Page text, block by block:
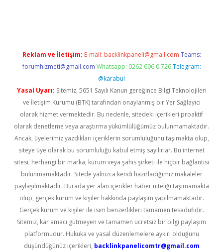
Reklam ve İletişim: E-mail: backlinkpaneli@gmail.com Teams:
forumhizmeti@gmail.com Whatsapp: 0262 606 0 726 Telegram:
@karabul
Yasal Uyarı: Sitemiz, 5651 Sayılı Kanun gereğince Bilgi Teknolojileri
ve İletişim Kurumu (BTK) tarafından onaylanmış bir Yer Sağlayıcı
olarak hizmet vermektedir. Bu nedenle, sitedeki içerikleri proaktif
olarak denetleme veya araştırma yükümlülüğümüz bulunmamaktadır.
Ancak, üyelerimiz yazdıkları içeriklerin sorumluluğunu taşımakta olup,
siteye üye olarak bu sorumluluğu kabul etmiş sayılırlar. Bu internet
sitesi, herhangi bir marka, kurum veya şahıs şirketi ile hiçbir bağlantısı
bulunmamaktadır. Sitede yalnızca kendi hazırladığımız makaleler
paylaşılmaktadır. Burada yer alan içerikler haber niteliği taşımamakta
olup, gerçek kurum ve kişiler hakkında paylaşım yapılmamaktadır.
Gerçek kurum ve kişiler ile isim benzerlikleri tamamen tesadüfidir.
Sitemiz, kar amacı gütmeyen ve tamamen ücretsiz bir bilgi paylaşım
platformudur. Hukuka ve yasal düzenlemelere aykırı olduğunu
düşündüğünüz içerikleri, backlinkpanelicomtr@gmail.com